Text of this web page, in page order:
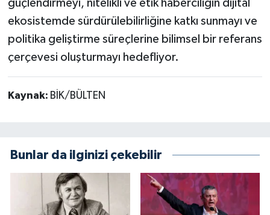
güçlendirmeyi, nitelikli ve etik haberciliğin dijital
ekosistemde sürdürülebilirliğine katkı sunmayı ve
politika geliştirme süreçlerine bilimsel bir referans
çerçevesi oluşturmayı hedefliyor.
Kaynak: BİK/BÜLTEN
Bunlar da ilginizi çekebilir